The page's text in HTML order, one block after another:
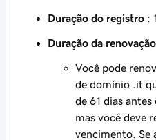
Duração do registro :
Duração da renovação
Você pode
de domínio .it
de 61 dias
mas você deve
vencimento. Se